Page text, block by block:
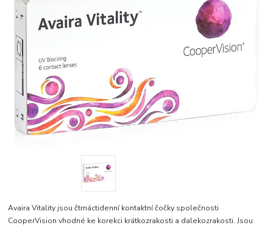
Avaira Vitality jsou čtrnáctidenní kontaktní čočky společnosti
CooperVision vhodné ke korekci krátkozrakosti a dalekozrakosti. Jsou